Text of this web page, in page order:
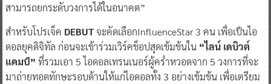
สามารถยกระดับวงการได้ในอนาคต”
สำหรับโปรเจ็ค DEBUTจะคัดเลือกInfluenceStar 3 คน เพื่อเป็นไอ
ดอลยุคดิจิทัล ก่อนจะเข้าร่วมเวิร์คช็อปสุดเข้มข้นใน “ไลน์ เดบิวต์
แคมป์” ที่รวมเอา 5 ไอดอลเทรนเนอร์ผู้คร่ำหวอดจาก 5 วงการที่จะ
มาถ่ายทอดทักษะรอบด้านให้แก่ไอดอลทั้ง 3 อย่างเข้มข้น เพื่อเตรียม